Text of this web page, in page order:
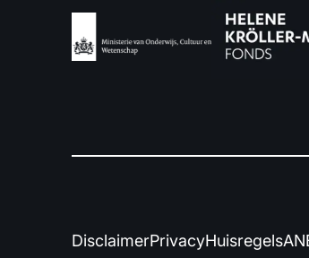
DisclaimerPrivacyHuisregels